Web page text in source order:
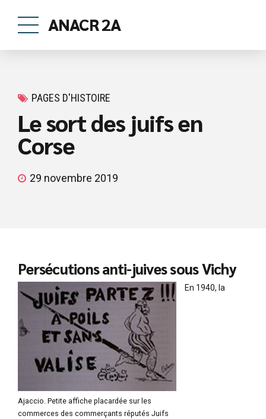
ANACR 2A
PAGES D'HISTOIRE
Le sort des juifs en
Corse
29 novembre 2019
Persécutions anti-juives sous Vichy
Ajaccio. Petite affiche placardée sur les
commerces des commerçants réputés Juifs
En 1940, la